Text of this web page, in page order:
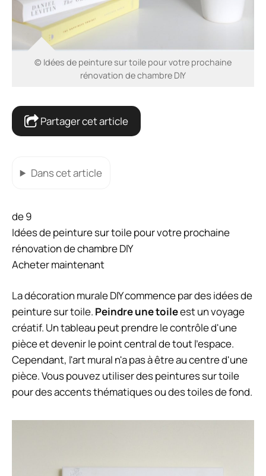
© Idées de peinture sur toile pour votre prochaine
rénovation de chambre DIY
Partager cet article
Dans cet article
de 9
Idées de peinture sur toile pour votre prochaine
rénovation de chambre DIY
Acheter maintenant
La décoration murale DIY commence par des idées de
peinture sur toile. Peindre une toileest un voyage
créatif. Un tableau peut prendre le contrôle d'une
pièce et devenir le point central de tout l'espace.
Cependant, l'art mural n'a pas à être au centre d'une
pièce. Vous pouvez utiliser des peintures sur toile
pour des accents thématiques ou des toiles de fond.